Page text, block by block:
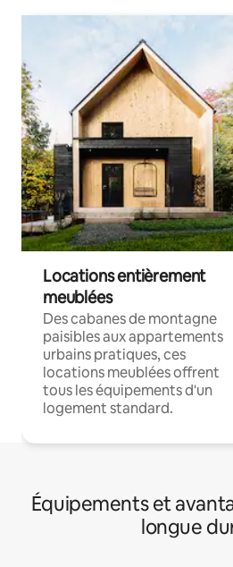
Locations entièrement
meublées
Des cabanes de montagne
paisibles aux appartements
urbains pratiques, ces
locations meublées offrent
tous les équipements d'un
logement standard.
Équipements et
longue